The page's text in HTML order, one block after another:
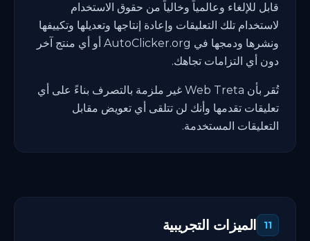
قابل للإلغاء وعالمياً وخالياً من حقوق الاستخدام
لاستخدام تلك التعليقات وإعادة إنتاجها وتعديلها وتكييفها
ونشرها ودمجها في AutoClicker.org أو أي منتج آخر
دون أي التزامات تجاهك.
تُقر بأن Web Treta غير ملزمة بالتصرف بناءً على أي
تعليقات تقدمها وأنك لن تتلقى أي تعويض مقابل
التعليقات المستخدمة.
11 الميزات التجريبية